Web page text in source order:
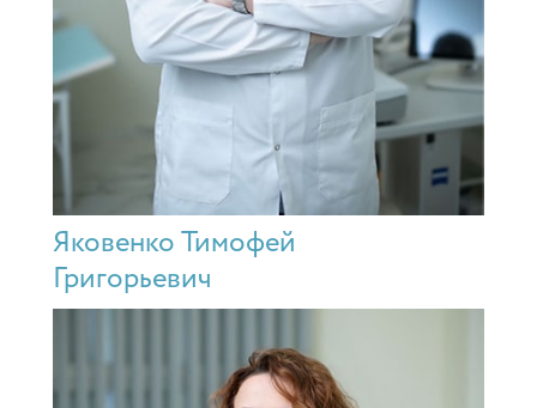
Яковенко Тимофей
Григорьевич